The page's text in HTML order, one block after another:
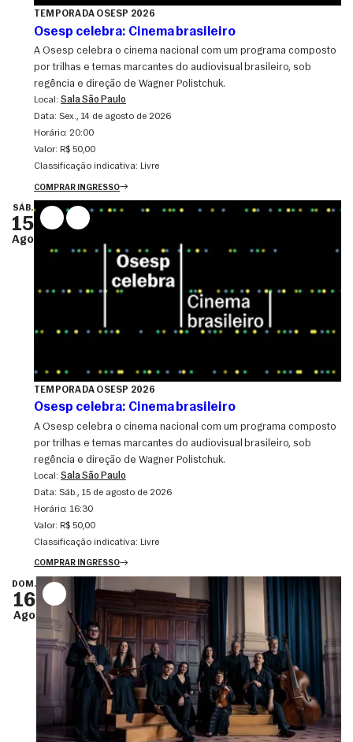
TEMPORADA OSESP 2026
Osesp celebra: Cinema brasileiro
A Osesp celebra o cinema nacional com um programa composto
por trilhas e temas marcantes do audiovisual brasileiro, sob
regência e direção de Wagner Polistchuk.
Local: Sala São Paulo
Data:
sex., 14 de agosto de 2026
Horário: 20:00
Valor: R$ 50,00
Classificação indicativa: Livre
COMPRAR INGRESSO
SÁB.
15
Ago
TEMPORADA OSESP 2026
Osesp celebra: Cinema brasileiro
A Osesp celebra o cinema nacional com um programa composto
por trilhas e temas marcantes do audiovisual brasileiro, sob
regência e direção de Wagner Polistchuk.
Local: Sala São Paulo
Data:
sáb., 15 de agosto de 2026
Horário: 16:30
Valor: R$ 50,00
Classificação indicativa: Livre
COMPRAR INGRESSO
DOM.
16
Ago